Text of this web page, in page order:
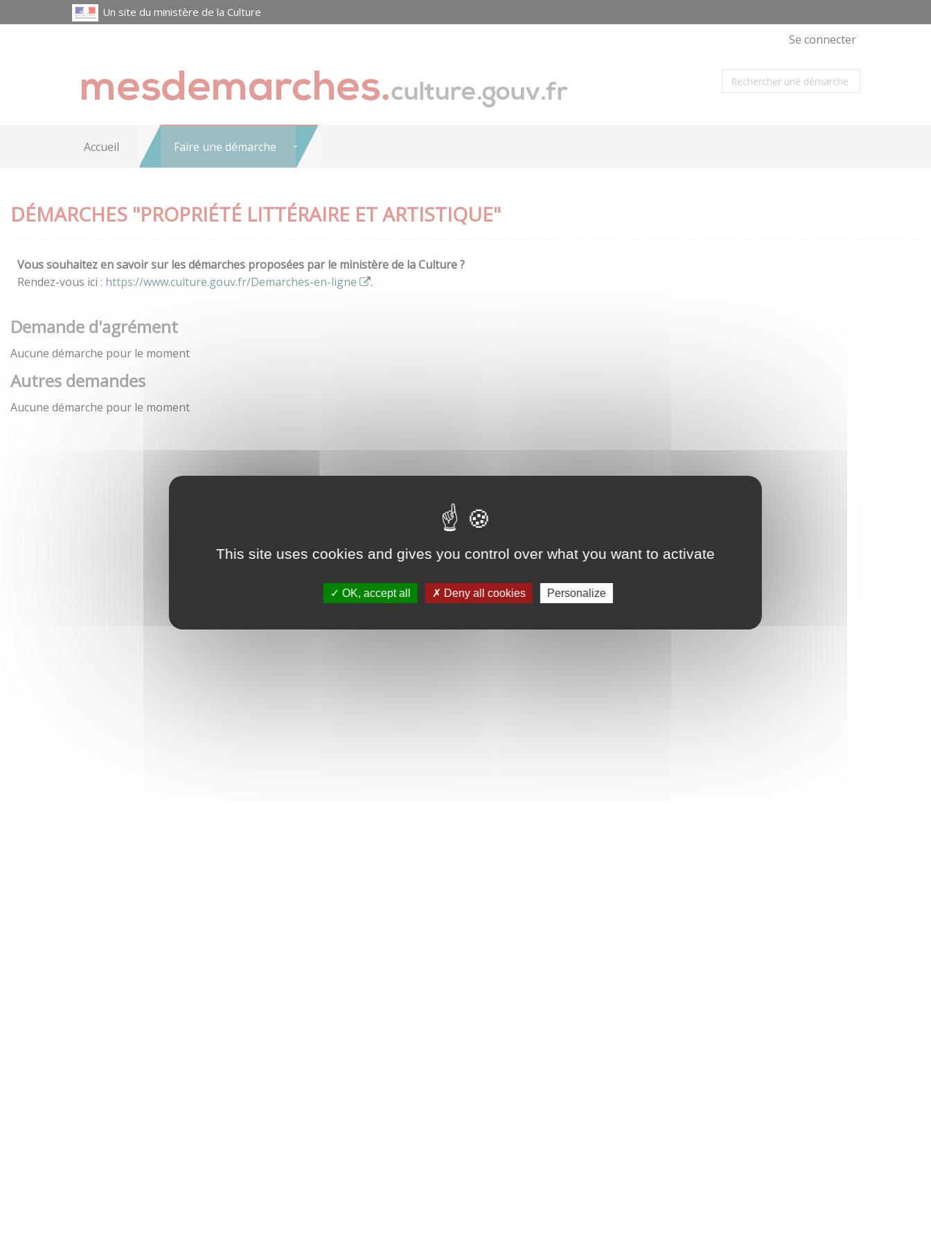
This site uses cookies and gives you control over what you want to activate
OK, accept all Deny all cookies Personalize
Un site du ministère de la Culture
Se connecter
Accueil Faire une démarche
DÉMARCHES "PROPRIÉTÉ LITTÉRAIRE ET ARTISTIQUE"
Vous souhaitez en savoir sur les démarches proposées par le ministère de la Culture ?
Rendez-vous ici : https://www.culture.gouv.fr/Demarches-en-ligne .
Demande d'agrément
Aucune démarche pour le moment
Autres demandes
Aucune démarche pour le moment